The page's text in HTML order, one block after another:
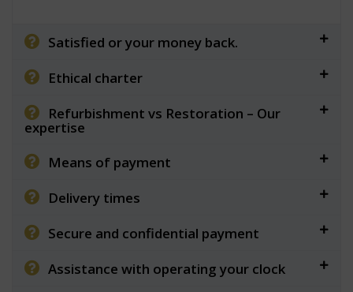
Satisfied or your money back.
Ethical charter
Refurbishment vs Restoration – Our
expertise
Means of payment
Delivery times
Secure and confidential payment
Assistance with operating your clock